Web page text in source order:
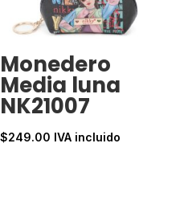
Monedero
Media luna
NK21007
$249.00 IVA incluido